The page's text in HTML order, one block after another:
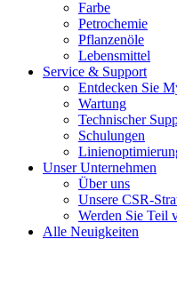
Farbe
Petrochemie
Pflanzenöle
Lebensmittel
Service & Support
Entdecken Sie
Wartung
Technischer
Schulungen
Unser Unternehmen
Über uns
Unsere CSR-
Werden Sie Teil
Alle Neuigkeiten